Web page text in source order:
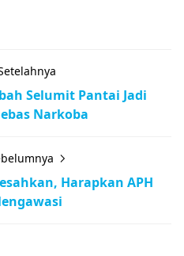
Selumit Pantai Jadi
Narkoba
Harapkan APH